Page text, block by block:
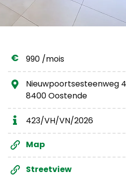
990 /mois
Nieuwpoortsesteenweg
8400 Oostende
423/VH/VN/2026
Map
Streetview